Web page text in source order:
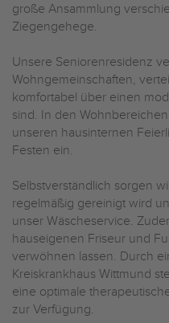
große Ansammlung
Ziegengehege.
Unsere Seniorenresidenz
Wohngemeinschaften,
komfortabel über einen
sind. In den
unseren hausinternen
Festen ein.
Selbstverständlich sorgen
regelmäßig gereinigt wird
unser Wäscheservice.
hauseigenen Friseur und
verwöhnen lassen. Durch
Kreiskrankhaus Wittmund
eine optimale
zur Verfügung.